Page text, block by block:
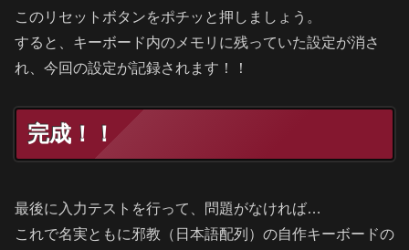
このリセットボタンをポチッと押しましょう。
すると、キーボード内のメモリに残っていた設定が消さ
れ、今回の設定が記録されます！！
完成！！
最後に入力テストを行って、問題がなければ…
これで名実ともに邪教（日本語配列）の自作キーボードの